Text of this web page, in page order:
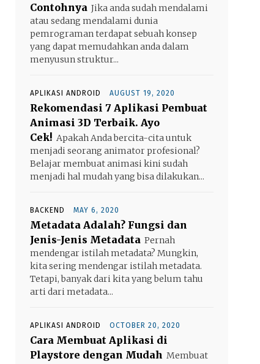
Contohnya Jika anda sudah mendalami
atau sedang mendalami dunia
pemrograman terdapat sebuah konsep
yang dapat memudahkan anda dalam
menyusun struktur...
APLIKASI ANDROID AUGUST 19, 2020
Rekomendasi 7 Aplikasi Pembuat
Animasi 3D Terbaik. Ayo
Cek! Apakah Anda bercita-cita untuk
menjadi seorang animator profesional?
Belajar membuat animasi kini sudah
menjadi hal mudah yang bisa dilakukan...
BACKEND MAY 6, 2020
Metadata Adalah? Fungsi dan
Jenis-Jenis Metadata Pernah
mendengar istilah metadata? Mungkin,
kita sering mendengar istilah metadata.
Tetapi, banyak dari kita yang belum tahu
arti dari metadata...
APLIKASI ANDROID OCTOBER 20, 2020
Cara Membuat Aplikasi di
Playstore dengan Mudah Membuat